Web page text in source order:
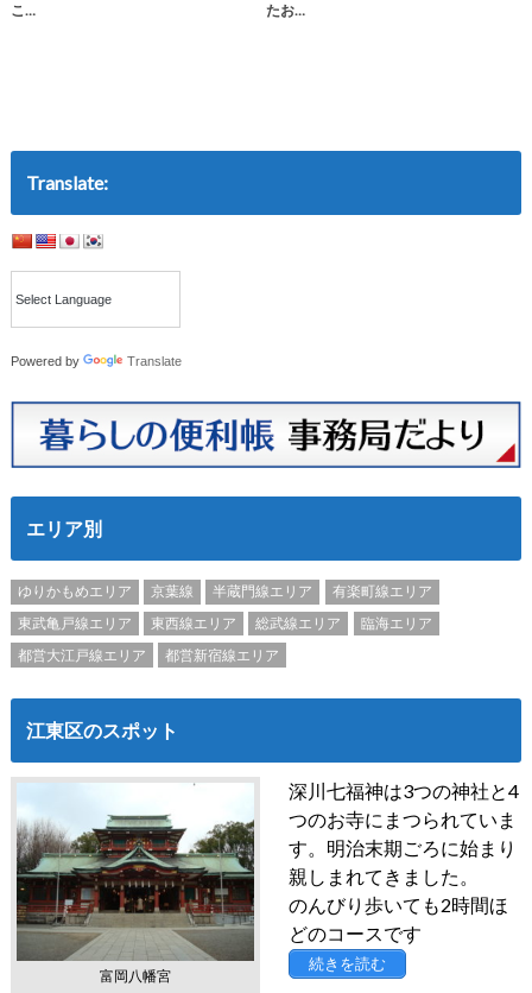
こ…
たお…
Translate:
Powered by Translate
エリア別
ゆりかもめエリア 京葉線 半蔵門線エリア
有楽町線エリア
東武亀戸線エリア
東西線エリア 総武線エリア
臨海エリア
都営大江戸線エリア
都営新宿線エリア
江東区のスポット
富岡八幡宮
深川七福神は3つの神社と4
つのお寺にまつられていま
す。明治末期ごろに始まり
親しまれてきました。
のんびり歩いても2時間ほ
どのコースです
続きを読む